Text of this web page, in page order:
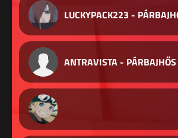
LUCKYPACK223 -
ANTRAVISTA -